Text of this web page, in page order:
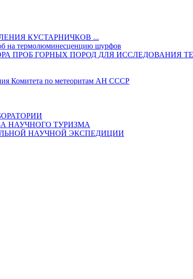
КУСТАРНИЧКОВ ...
на термолюминесценцию шурфов
ПРОБ ГОРНЫХ ПОРОД ДЛЯ
Комитета по метеоритам АН СССР
НАУЧНОГО ТУРИЗМА
НАУЧНОЙ ЭКСПЕДИЦИИ